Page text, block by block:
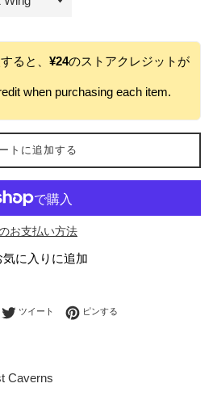
ると、 ¥24のストアクレジットが
when purchasing each item.
トに追加する
お支払い方法
気に入りに追加
でシェアする
ツイート Twitterに投稿する
ピンする
Caverns